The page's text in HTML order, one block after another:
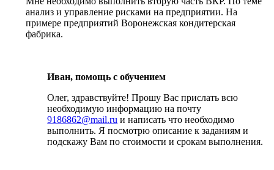
анализ и управление рисками на предприятии. На
примере предприятий Воронежская кондитерская
фабрика.
Иван, помощь с обучением
Олег, здравствуйте! Прошу Вас прислать всю
необходимую информацию на почту
9186862@mail.ru и написать что необходимо
выполнить. Я посмотрю описание к заданиям и
подскажу Вам по стоимости и срокам выполнения.